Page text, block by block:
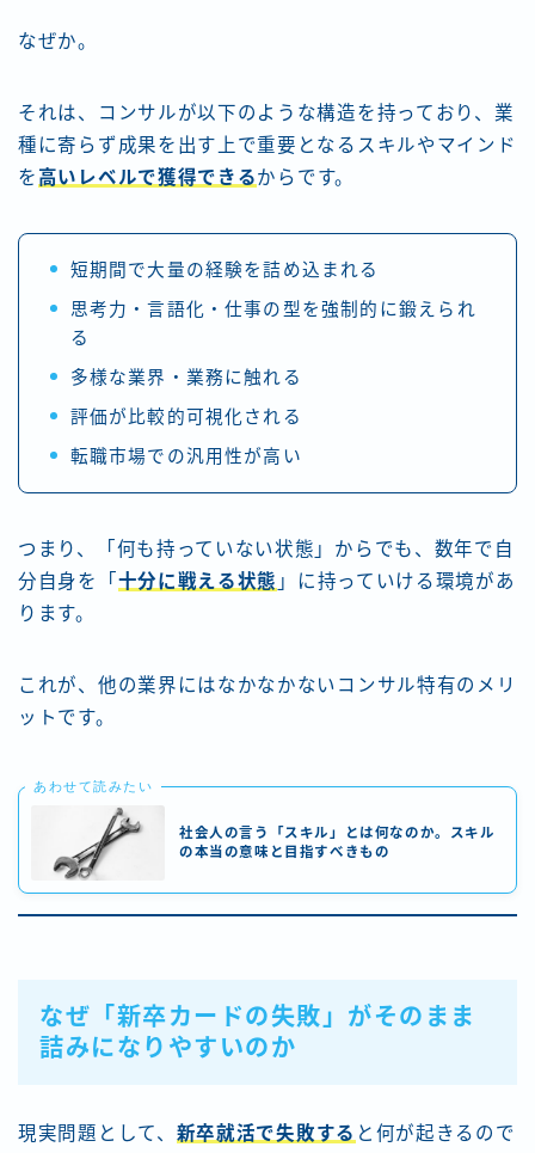
なぜか。
それは、コンサルが以下のような構造を持っており、業
種に寄らず成果を出す上で重要となるスキルやマインド
を 高いレベルで獲得できるからです。
短期間で大量の経験を詰め込まれる
思考力・言語化・仕事の型を強制的に鍛えられ
る
多様な業界・業務に触れる
評価が比較的可視化される
転職市場での汎用性が高い
つまり、「何も持っていない状態」からでも、数年で自
分自身を「 十分に戦える状態 」に持っていける環境があ
ります。
これが、他の業界にはなかなかないコンサル特有のメリ
ットです。
あわせて読みたい
社会人の言う「スキル」とは何なのか。スキル
の本当の意味と目指すべきもの
なぜ「新卒カードの失敗」がそのまま
詰みになりやすいのか
現実問題として、 新卒就活で失敗する と何が起きるので